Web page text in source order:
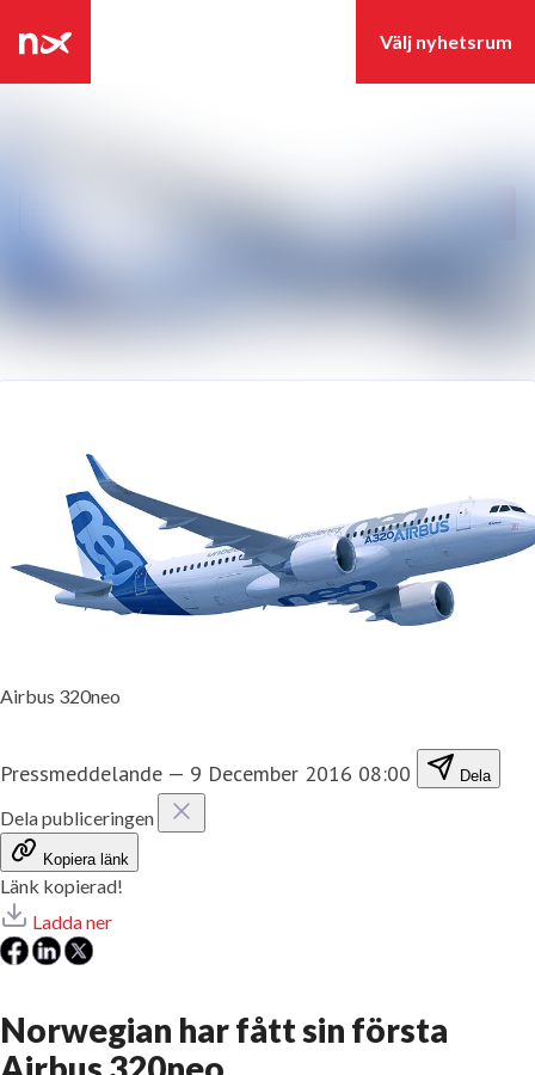
Airbus 320neo
Pressmeddelande — 9 December 2016 08:00 Dela
Dela publiceringen
Kopiera länk
Länk kopierad!
Ladda ner
Norwegian har fått sin första